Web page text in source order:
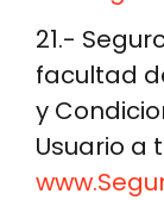
21.-
facultad
y
Usuario a